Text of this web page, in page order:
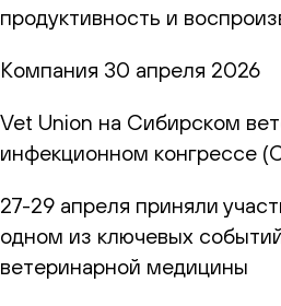
продуктивность и
Компания 30 апреля 2026
Vet Union на Сибирском
инфекционном конгрессе
27-29 апреля приняли
одном из ключевых
ветеринарной медицины